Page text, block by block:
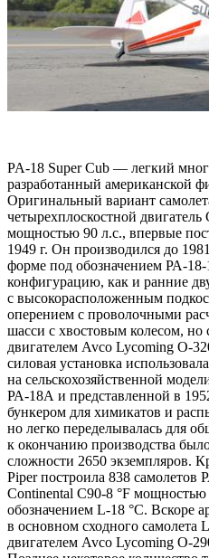
PA-18 Super Cub — легкий
разработанный американской
Оригинальный вариант
четырехплоскостной двигатель
мощностью 90 л.с., впервые
1949 г. Он производился до
форме под обозначением РА-
конфигурацию, как и ранние
с высокорасположенным
оперением с проволочными
шасси с хвостовым колесом, но
двигателем Avco Lycoming О-
силовая установка
на сельскохозяйственной
РА-18А и представленной в
бункером для химикатов и
но легко переделывалась для
к окончанию производства
сложности 2650 экземпляров.
Piper построила 838 самолетов
Continental С90-8 °F
обозначением L-18 °C. Вскоре
в основном сходного самолета
двигателем Avco Lycoming O-